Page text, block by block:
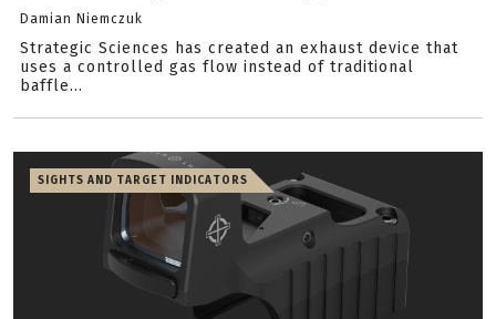
Damian Niemczuk
Strategic Sciences has created an exhaust device that
uses a controlled gas flow instead of traditional
baffle...
SIGHTS AND TARGET INDICATORS